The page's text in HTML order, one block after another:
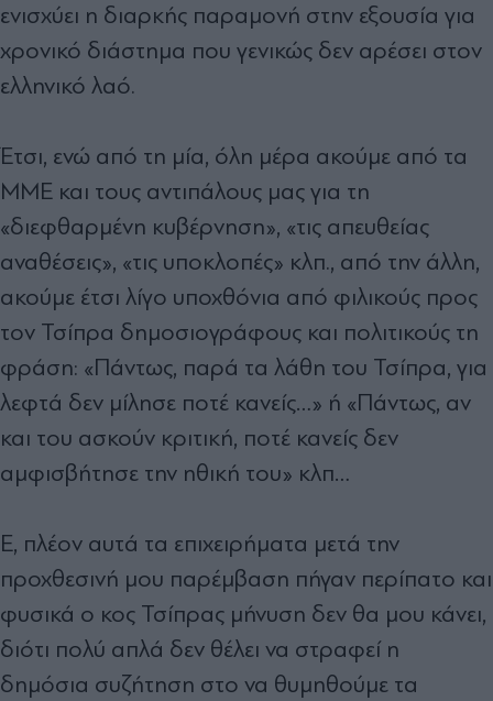
ενισχύει η διαρκής παραμονή στην εξουσία για
χρονικό διάστημα που γενικώς δεν αρέσει στον
ελληνικό λαό.
Έτσι, ενώ από τη μία, όλη μέρα ακούμε από τα
ΜΜΕ και τους αντιπάλους μας για τη
«διεφθαρμένη κυβέρνηση», «τις απευθείας
αναθέσεις», «τις υποκλοπές» κλπ., από την άλλη,
ακούμε έτσι λίγο υποχθόνια από φιλικούς προς
τον Τσίπρα δημοσιογράφους και πολιτικούς τη
φράση: «Πάντως, παρά τα λάθη του Τσίπρα, για
λεφτά δεν μίλησε ποτέ κανείς…» ή «Πάντως, αν
και του ασκούν κριτική, ποτέ κανείς δεν
αμφισβήτησε την ηθική του» κλπ…
Ε, πλέον αυτά τα επιχειρήματα μετά την
προχθεσινή μου παρέμβαση πήγαν περίπατο και
φυσικά ο κος Τσίπρας μήνυση δεν θα μου κάνει,
διότι πολύ απλά δεν θέλει να στραφεί η
δημόσια συζήτηση στο να θυμηθούμε τα